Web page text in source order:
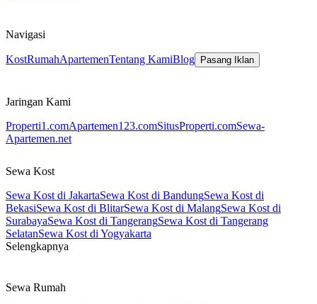
Navigasi
KostRumahApartemenTentang KamiBlog Pasang Iklan
Jaringan Kami
Properti1.comApartemen123.comSitusProperti.comSewa-
Apartemen.net
Sewa Kost
Sewa Kost di JakartaSewa Kost di BandungSewa Kost di
BekasiSewa Kost di BlitarSewa Kost di MalangSewa Kost di
SurabayaSewa Kost di TangerangSewa Kost di Tangerang
SelatanSewa Kost di Yogyakarta
Selengkapnya
Sewa Rumah